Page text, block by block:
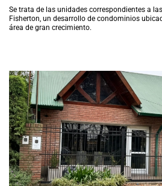
Se trata de las unidades correspondientes a
Fisherton, un desarrollo de condominios
área de gran crecimiento.